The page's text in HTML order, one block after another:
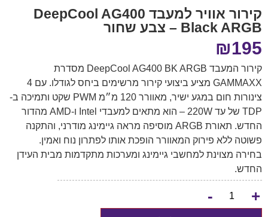
קירור אוויר למעבד DeepCool AG400
Black ARGB – צבע שחור
₪195
קירור המעבד DeepCool AG400 BK ARGB מסדרת
GAMMAXX מציע ביצועי קירור מרשימים ביחס לגודלו. עם 4
צינורות חום במגע ישיר, מאוורר 120 מ״מ PWM שקט ותמיכה ב-
TDP של עד 220W – הוא מתאים למעבדי Intel ו-AMD מהדור
החדש. תאורת ARGB מוסיפה מראה גיימינג מודרני, והתקנה
פשוטה ללא פירוק המאוורר הופכת אותו לפתרון נוח ואמין.
בחירה מצוינת למחשבי גיימינג ומערכות מתקדמות מבית העידן
החדש.
+
-